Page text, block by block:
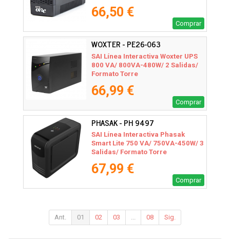
66,50 €
Comprar
WOXTER - PE26-063
SAI Línea Interactiva Woxter UPS
800 VA/ 800VA-480W/ 2 Salidas/
Formato Torre
66,99 €
Comprar
PHASAK - PH 9497
SAI Línea Interactiva Phasak
Smart Lite 750 VA/ 750VA-450W/ 3
Salidas/ Formato Torre
67,99 €
Comprar
Ant. 01 02 03 08 Sig.